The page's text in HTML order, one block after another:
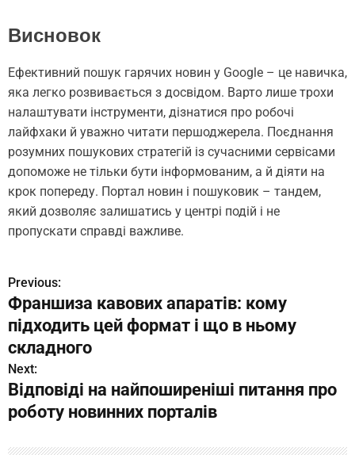
Висновок
Ефективний пошук гарячих новин у Google – це навичка,
яка легко розвивається з досвідом. Варто лише трохи
налаштувати інструменти, дізнатися про робочі
лайфхаки й уважно читати першоджерела. Поєднання
розумних пошукових стратегій із сучасними сервісами
допоможе не тільки бути інформованим, а й діяти на
крок попереду. Портал новин і пошуковик – тандем,
який дозволяє залишатись у центрі подій і не
пропускати справді важливе.
Н
а
в
и
г
Previous:
Франшиза кавових апаратів: кому
підходить цей формат і що в ньому
складного
Next:
Відповіді на найпоширеніші питання про
роботу новинних порталів